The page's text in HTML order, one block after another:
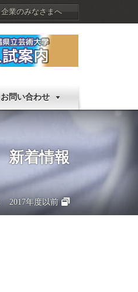
企業のみなさまへ
お問い合わせ
新着情報
2017年度以前